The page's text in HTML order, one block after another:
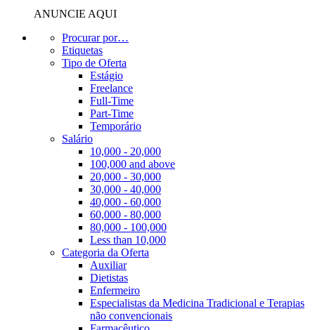
ANUNCIE AQUI
Procurar por…
Etiquetas
Tipo de Oferta
Estágio
Freelance
Full-Time
Part-Time
Temporário
Salário
10,000 - 20,000
100,000 and above
20,000 - 30,000
30,000 - 40,000
40,000 - 60,000
60,000 - 80,000
80,000 - 100,000
Less than 10,000
Categoria da Oferta
Auxiliar
Dietistas
Enfermeiro
Especialistas da Medicina Tradicional e Terapias
não convencionais